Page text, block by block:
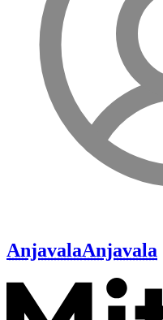
AnjavalaAnjavala